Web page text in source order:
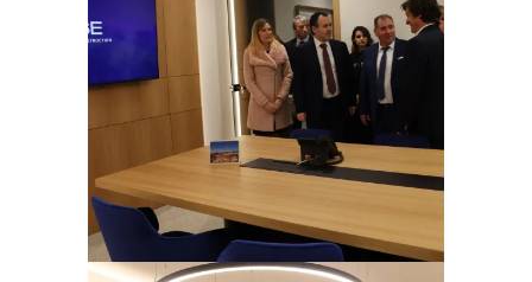
Ampliar